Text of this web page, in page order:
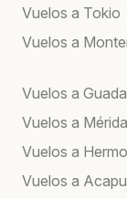
Vuelos a Tokio
Vuelos a
Vuelos a
Vuelos a Mérida
Vuelos a
Vuelos a